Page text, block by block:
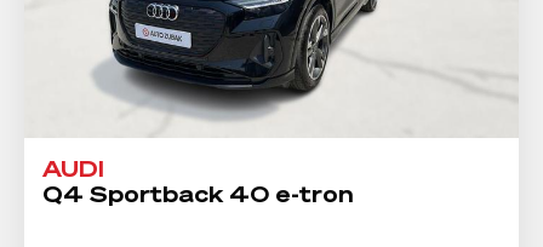
AUDI
Q4 Sportback 40 e-tron